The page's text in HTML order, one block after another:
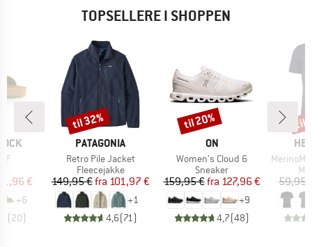
TOPSELLERE I SHOPPEN
pris
€
+6
(20)
MÆRKE
PATAGONIA
Artikel
Retro Pile Jacket
Produktgruppe
Fleecejakke
Pris
149,95 € Nedsat pris
fra 101,97 €
+1
4,6(71)
Rabat
til 32%
MÆRKE
ON
Artikel
Women's Cloud 6
Produktgruppe
Sneaker
Pris
159,95 € Nedsat pris
fra 127,96 €
+9
4,7(48)
Rabat
til 20%
Artikel
MerinoMix150
59,95
til